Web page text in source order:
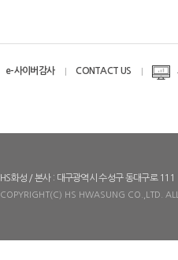
e-사이버감사 CONTACT US
HS화성 / 본사 : 대구광역시 수성구 동대구로 111
COPYRIGHT(C) HS HWASUNG CO.,LTD.